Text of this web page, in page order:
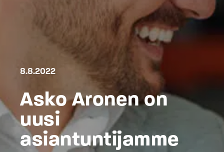
8.8.2022
Asko Aronen on
uusi
asiantuntijamme